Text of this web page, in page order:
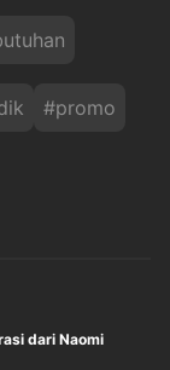
#promo
dari Naomi